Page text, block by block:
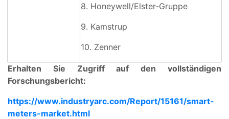
8. Honeywell/Elster-Gruppe
9. Kamstrup
10. Zenner
Erhalten Sie Zugriff auf den vollständigen
Forschungsbericht:
https://www.industryarc.com/Report/15161/smart-
meters-market.html